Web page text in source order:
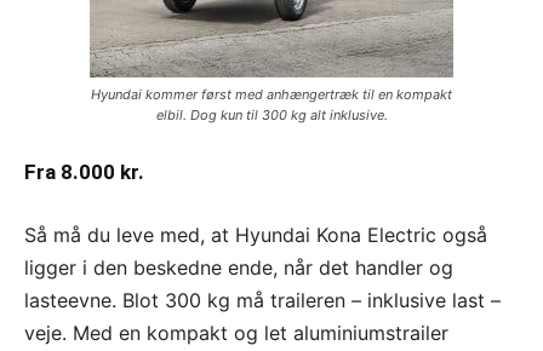
Hyundai kommer først med anhængertræk til en kompakt
elbil. Dog kun til 300 kg alt inklusive.
Fra 8.000 kr.
Så må du leve med, at Hyundai Kona Electric også
ligger i den beskedne ende, når det handler og
lasteevne. Blot 300 kg må traileren – inklusive last –
veje. Med en kompakt og let aluminiumstrailer